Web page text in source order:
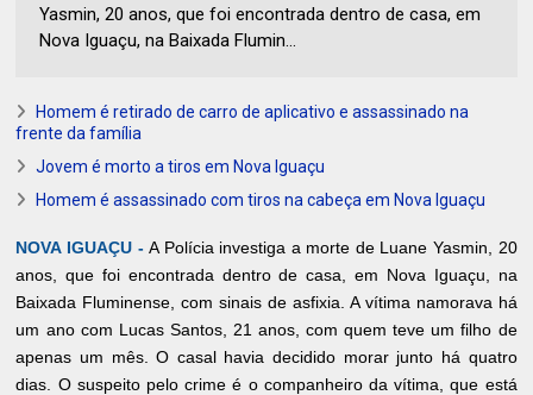
Yasmin, 20 anos, que foi encontrada dentro de casa, em
Nova Iguaçu, na Baixada Flumin...
Homem é retirado de carro de aplicativo e assassinado na
frente da família
Jovem é morto a tiros em Nova Iguaçu
Homem é assassinado com tiros na cabeça em Nova Iguaçu
NOVA IGUAÇU -A Polícia investiga a morte de Luane Yasmin, 20
anos, que foi encontrada dentro de casa, em Nova Iguaçu, na
Baixada Fluminense, com sinais de asfixia. A vítima namorava há
um ano com Lucas Santos, 21 anos, com quem teve um filho de
apenas um mês. O casal havia decidido morar junto há quatro
dias. O suspeito pelo crime é o companheiro da vítima, que está